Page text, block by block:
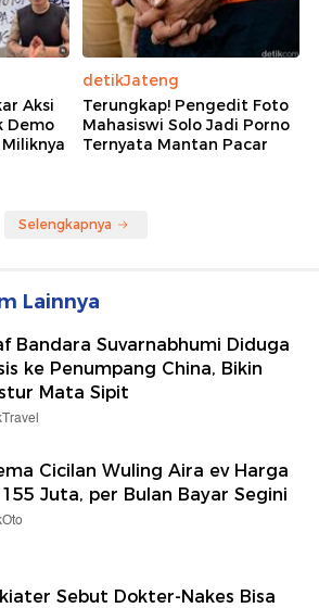
Aksi
Demo
detikJateng
Terungkap! Pengedit Foto
Mahasiswi Solo Jadi Porno
Ternyata Mantan Pacar
Selengkapnya
Lainnya
Bandara Suvarnabhumi Diduga
ke Penumpang China, Bikin
Mata Sipit
Cicilan Wuling Aira ev Harga
155 Juta, per Bulan Bayar Segini
Sebut Dokter-Nakes Bisa